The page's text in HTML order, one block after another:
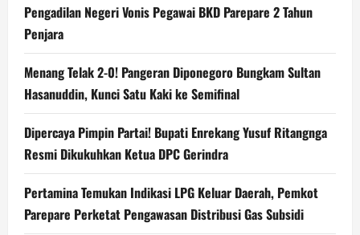
Pengadilan Negeri Vonis Pegawai BKD Parepare 2 Tahun
Penjara
Menang Telak 2-0! Pangeran Diponegoro Bungkam Sultan
Hasanuddin, Kunci Satu Kaki ke Semifinal
Dipercaya Pimpin Partai! Bupati Enrekang Yusuf Ritangnga
Resmi Dikukuhkan Ketua DPC Gerindra
Pertamina Temukan Indikasi LPG Keluar Daerah, Pemkot
Parepare Perketat Pengawasan Distribusi Gas Subsidi